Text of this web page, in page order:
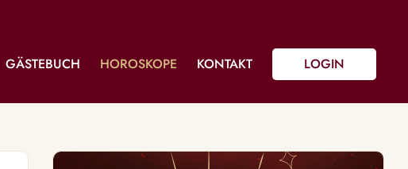
GÄSTEBUCH HOROSKOPE KONTAKT LOGIN